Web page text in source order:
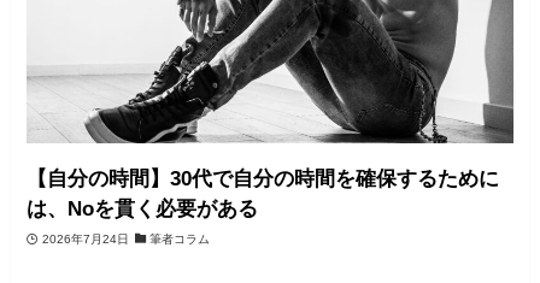
【自分の時間】30代で自分の時間を確保するために
は、Noを貫く必要がある
2026年7月24日 筆者コラム